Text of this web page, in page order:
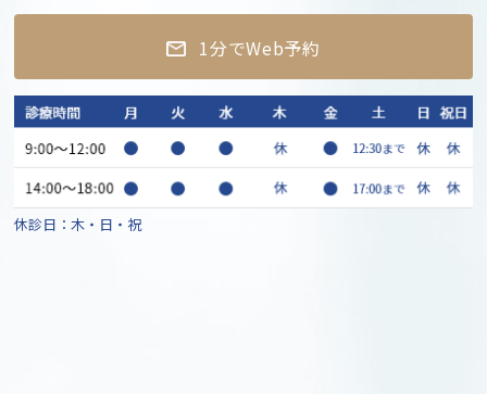
1分でWeb予約
休診日：木・日・祝